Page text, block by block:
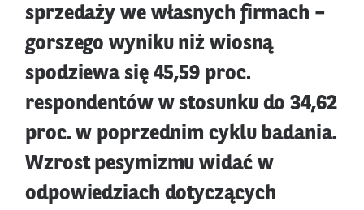
sprzedaży we własnych firmach –
gorszego wyniku niż wiosną
spodziewa się 45,59 proc.
respondentów w stosunku do 34,62
proc. w poprzednim cyklu badania.
Wzrost pesymizmu widać w
odpowiedziach dotyczących